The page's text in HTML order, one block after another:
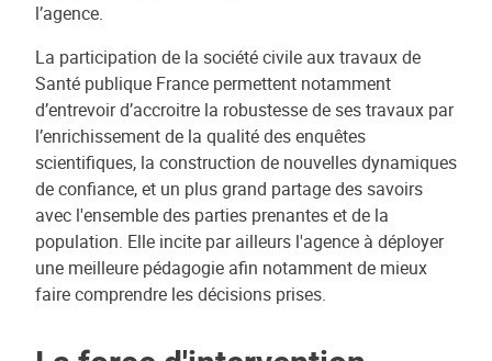
l’agence.
La participation de la société civile aux travaux de
Santé publique France permettent notamment
d’entrevoir d’accroitre la robustesse de ses travaux par
l’enrichissement de la qualité des enquêtes
scientifiques, la construction de nouvelles dynamiques
de confiance, et un plus grand partage des savoirs
avec l'ensemble des parties prenantes et de la
population. Elle incite par ailleurs l'agence à déployer
une meilleure pédagogie afin notamment de mieux
faire comprendre les décisions prises.